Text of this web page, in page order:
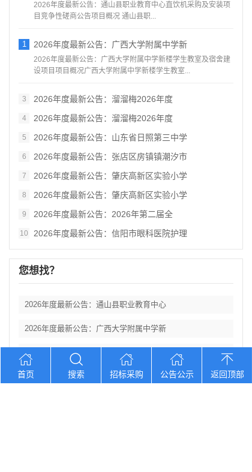
2026年度最新公告：通山县职业教育中心直饮机采购及安装项
目竞争性磋商公告项目概况 通山县职...
1 2026年度最新公告：广西大学附属中学新
2026年度最新公告：广西大学附属中学新楼学生教室及宿舍建
设项目项目概况广西大学附属中学新楼学生教室...
3 2026年度最新公告：溜溜梅2026年度
4 2026年度最新公告：溜溜梅2026年度
5 2026年度最新公告：山东省日照第三中学
6 2026年度最新公告：张店区房镇镇潮汐市
7 2026年度最新公告：肇庆高新区实验小学
8 2026年度最新公告：肇庆高新区实验小学
9 2026年度最新公告：2026年第二届全
10 2026年度最新公告：信阳市眼科医院护理
您想找？
2026年度最新公告：通山县职业教育中心
2026年度最新公告：广西大学附属中学新
2026年度最新公告：溜溜梅2026年度
2026年度最新公告：溜溜梅2026年度
首页 搜索 招标采购 公告公示 返回顶部